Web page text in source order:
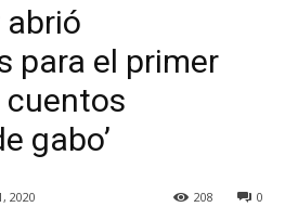
para el primer
cuentos
gabo’
2020 0
208